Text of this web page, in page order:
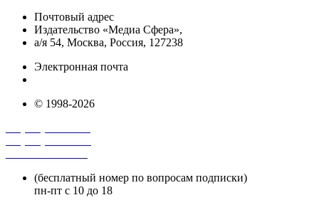
Почтовый адрес
Издательство «Медиа Сфера»,
а/я 54, Москва, Россия, 127238
Электронная почта
© 1998-2026
(бесплатный номер по вопросам подписки)
пн-пт с 10 до 18